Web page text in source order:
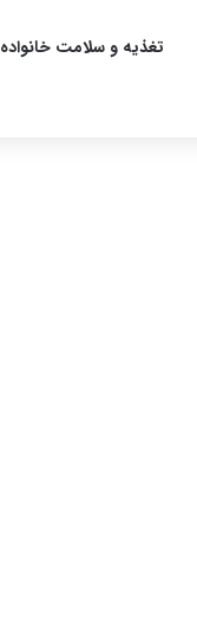
تغذیه و سلامت خانواده